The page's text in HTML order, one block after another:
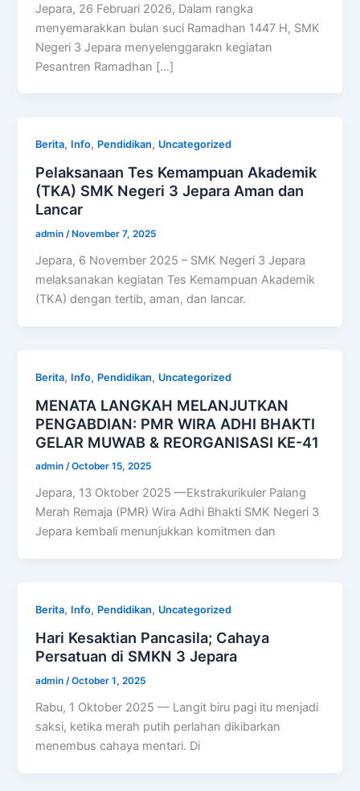
Jepara, 26 Februari 2026, Dalam rangka
menyemarakkan bulan suci Ramadhan 1447 H, SMK
Negeri 3 Jepara menyelenggarakn kegiatan
Pesantren Ramadhan […]
Berita, Info, Pendidikan, Uncategorized
Pelaksanaan Tes Kemampuan Akademik
(TKA) SMK Negeri 3 Jepara Aman dan
Lancar
admin/ November 7, 2025
Jepara, 6 November 2025 – SMK Negeri 3 Jepara
melaksanakan kegiatan Tes Kemampuan Akademik
(TKA) dengan tertib, aman, dan lancar.
Berita, Info, Pendidikan, Uncategorized
MENATA LANGKAH MELANJUTKAN
PENGABDIAN: PMR WIRA ADHI BHAKTI
GELAR MUWAB & REORGANISASI KE-41
admin/October 15, 2025
Jepara, 13 Oktober 2025 —Ekstrakurikuler Palang
Merah Remaja (PMR) Wira Adhi Bhakti SMK Negeri 3
Jepara kembali menunjukkan komitmen dan
Berita, Info, Pendidikan, Uncategorized
Hari Kesaktian Pancasila; Cahaya
Persatuan di SMKN 3 Jepara
admin/October 1, 2025
Rabu, 1 Oktober 2025 ­— Langit biru pagi itu menjadi
saksi, ketika merah putih perlahan dikibarkan
menembus cahaya mentari. Di